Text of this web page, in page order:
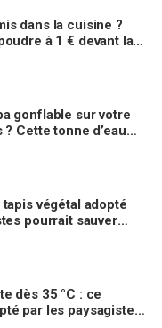
dans la cuisine ?
à 1 € devant la
gonflable sur votre
Cette tonne d’eau
végétal adopté
pourrait sauver
dès 35 °C : ce
par les paysagistes